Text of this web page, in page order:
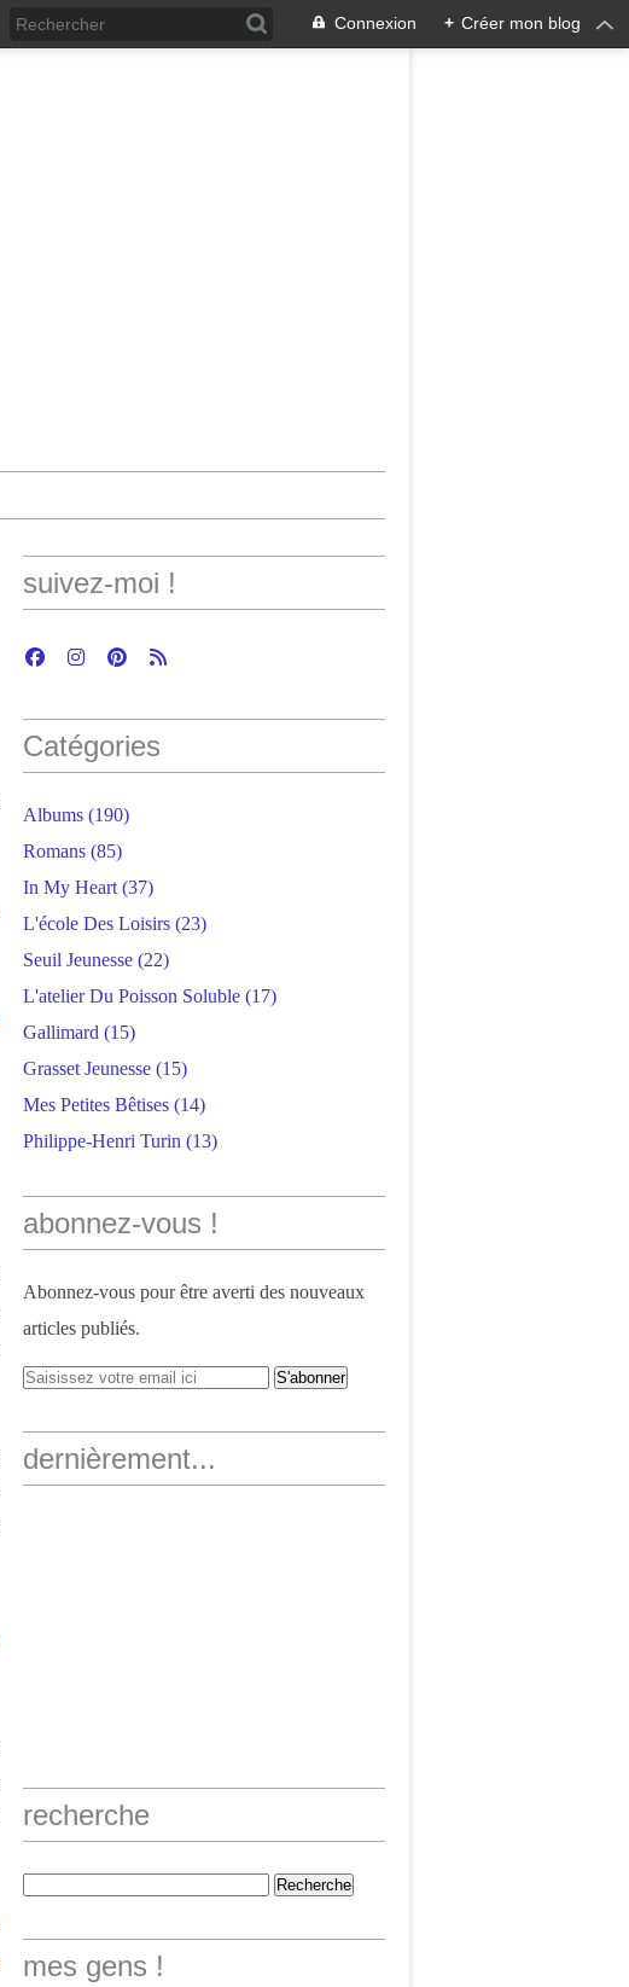
Connexion + Créer mon blog
suivez-moi !
Catégories
Albums (190)
Romans (85)
In My Heart (37)
L'école Des Loisirs (23)
Seuil Jeunesse (22)
L'atelier Du Poisson Soluble (17)
Gallimard (15)
Grasset Jeunesse (15)
Mes Petites Bêtises (14)
Philippe-Henri Turin (13)
abonnez-vous !
Abonnez-vous pour être averti des nouveaux
articles publiés.
dernièrement...
recherche
mes gens !